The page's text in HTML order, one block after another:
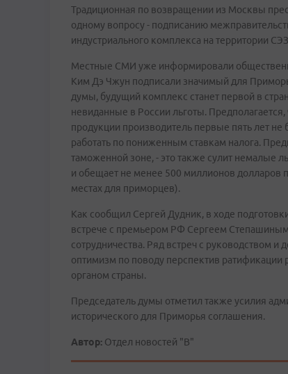
Традиционная по возвращении из Москвы
одному вопросу - подписанию
индустриального комплекса на территории
Местные СМИ уже информировали
Ким Дэ Чжун подписали значимый для
думы, будущий комплекс станет первой в
невиданные в России льготы.
продукции производитель первые пять лет
работать по пониженным ставкам налога.
таможенной зоне, - это также сулит немалые
и обещает не менее 500 миллионов долларов
местах для приморцев).
Как сообщил Сергей Дудник, в ходе
встрече с премьером РФ Сергеем
сотрудничества. Ряд встреч с руководством
оптимизм по поводу перспектив
органом страны.
Председатель думы отметил также усилия
исторического для Приморья соглашения.
Автор: Отдел новостей "В"